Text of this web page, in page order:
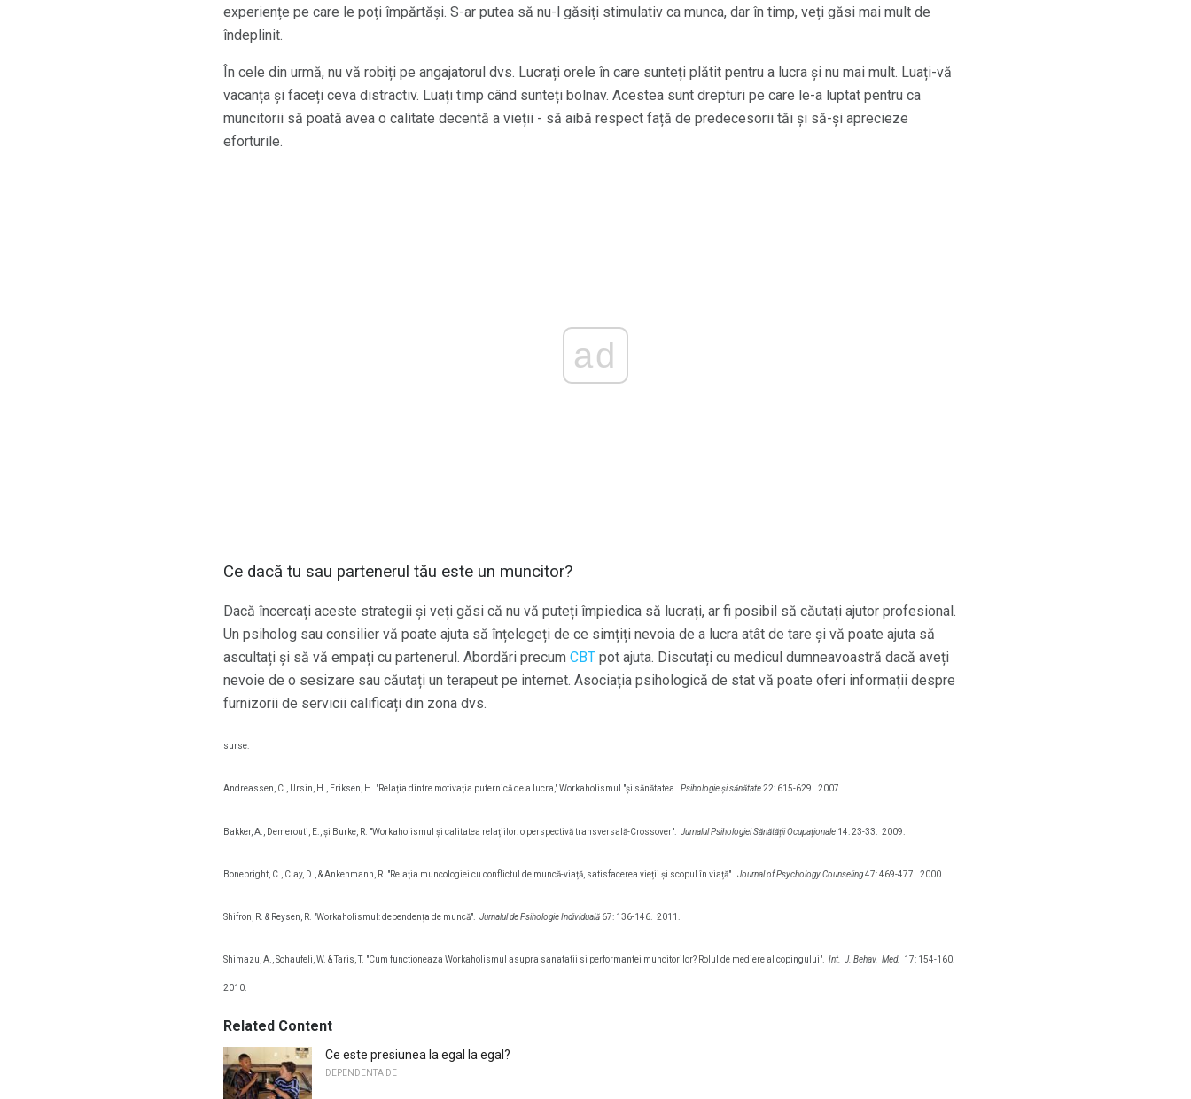
experiențe pe care le poți împărtăși. S-ar putea să nu-l găsiți stimulativ ca munca, dar în timp, veți găsi mai mult de
îndeplinit.
În cele din urmă, nu vă robiți pe angajatorul dvs. Lucrați orele în care sunteți plătit pentru a lucra și nu mai mult. Luați-vă
vacanța și faceți ceva distractiv. Luați timp când sunteți bolnav. Acestea sunt drepturi pe care le-a luptat pentru ca
muncitorii să poată avea o calitate decentă a vieții - să aibă respect față de predecesorii tăi și să-și aprecieze
eforturile.
ad
Ce dacă tu sau partenerul tău este un muncitor?
Dacă încercați aceste strategii și veți găsi că nu vă puteți împiedica să lucrați, ar fi posibil să căutați ajutor profesional.
Un psiholog sau consilier vă poate ajuta să înțelegeți de ce simțiți nevoia de a lucra atât de tare și vă poate ajuta să
ascultați și să vă empați cu partenerul. Abordări precum CBT pot ajuta. Discutați cu medicul dumneavoastră dacă aveți
nevoie de o sesizare sau căutați un terapeut pe internet. Asociația psihologică de stat vă poate oferi informații despre
furnizorii de servicii calificați din zona dvs.
surse:
Andreassen, C., Ursin, H., Eriksen, H. "Relația dintre motivația puternică de a lucra," Workaholismul "și sănătatea. Psihologie și sănătate22: 615-629. 2007.
Bakker, A., Demerouti, E., și Burke, R. "Workaholismul și calitatea relațiilor: o perspectivă transversală-Crossover". Jurnalul Psihologiei Sănătății Ocupaționale 14: 23-33. 2009.
Bonebright, C., Clay, D., & Ankenmann, R. "Relația muncologiei cu conflictul de muncă-viață, satisfacerea vieții și scopul în viață". Journal of Psychology Counseling47: 469-477. 2000.
Shifron, R. & Reysen, R. "Workaholismul: dependența de muncă". Jurnalul de Psihologie Individuală 67: 136-146. 2011.
Shimazu, A., Schaufeli, W. & Taris, T. "Cum functioneaza Workaholismul asupra sanatatii si performantei muncitorilor? Rolul de mediere al copingului". Int. J. Behav. Med. 17: 154-160.
2010.
Related Content
Ce este presiunea la egal la egal?
DEPENDENTA DE